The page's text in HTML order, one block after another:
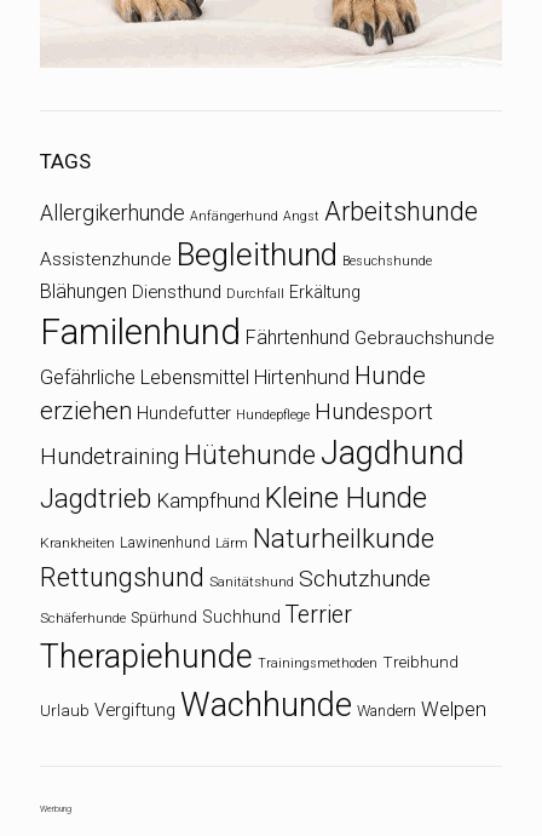
TAGS
Allergikerhunde Anfängerhund Angst Arbeitshunde
Assistenzhunde Begleithund Besuchshunde
Blähungen Diensthund Durchfall Erkältung
Familenhund Fährtenhund Gebrauchshunde
Gefährliche Lebensmittel Hirtenhund Hunde
erziehen Hundefutter Hundepflege Hundesport
Hundetraining Hütehunde Jagdhund
Jagdtrieb Kampfhund Kleine Hunde
Krankheiten Lawinenhund Lärm Naturheilkunde
Rettungshund Sanitätshund Schutzhunde
Schäferhunde Spürhund Suchhund Terrier
Therapiehunde Trainingsmethoden Treibhund
Urlaub Vergiftung Wachhunde Wandern Welpen
Werbung